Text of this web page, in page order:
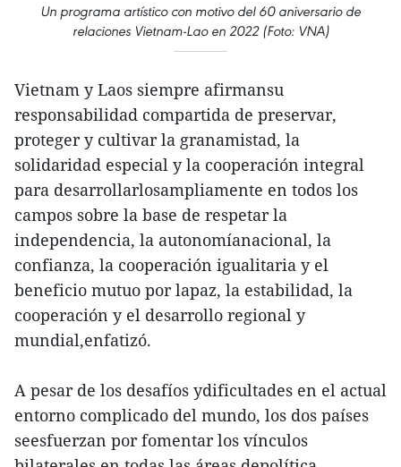
Un programa artístico con motivo del 60 aniversario de
relaciones Vietnam-Lao en 2022 (Foto: VNA)
Vietnam y Laos siempre afirmansu
responsabilidad compartida de preservar,
proteger y cultivar la granamistad, la
solidaridad especial y la cooperación integral
para desarrollarlosampliamente en todos los
campos sobre la base de respetar la
independencia, la autonomíanacional, la
confianza, la cooperación igualitaria y el
beneficio mutuo por lapaz, la estabilidad, la
cooperación y el desarrollo regional y
mundial,enfatizó.
A pesar de los desafíos ydificultades en el actual
entorno complicado del mundo, los dos países
seesfuerzan por fomentar los vínculos